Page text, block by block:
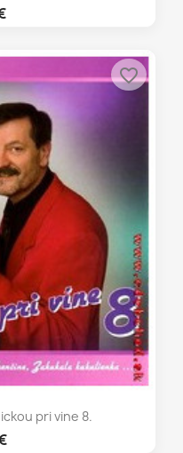
pri vine 8.
favorite_border